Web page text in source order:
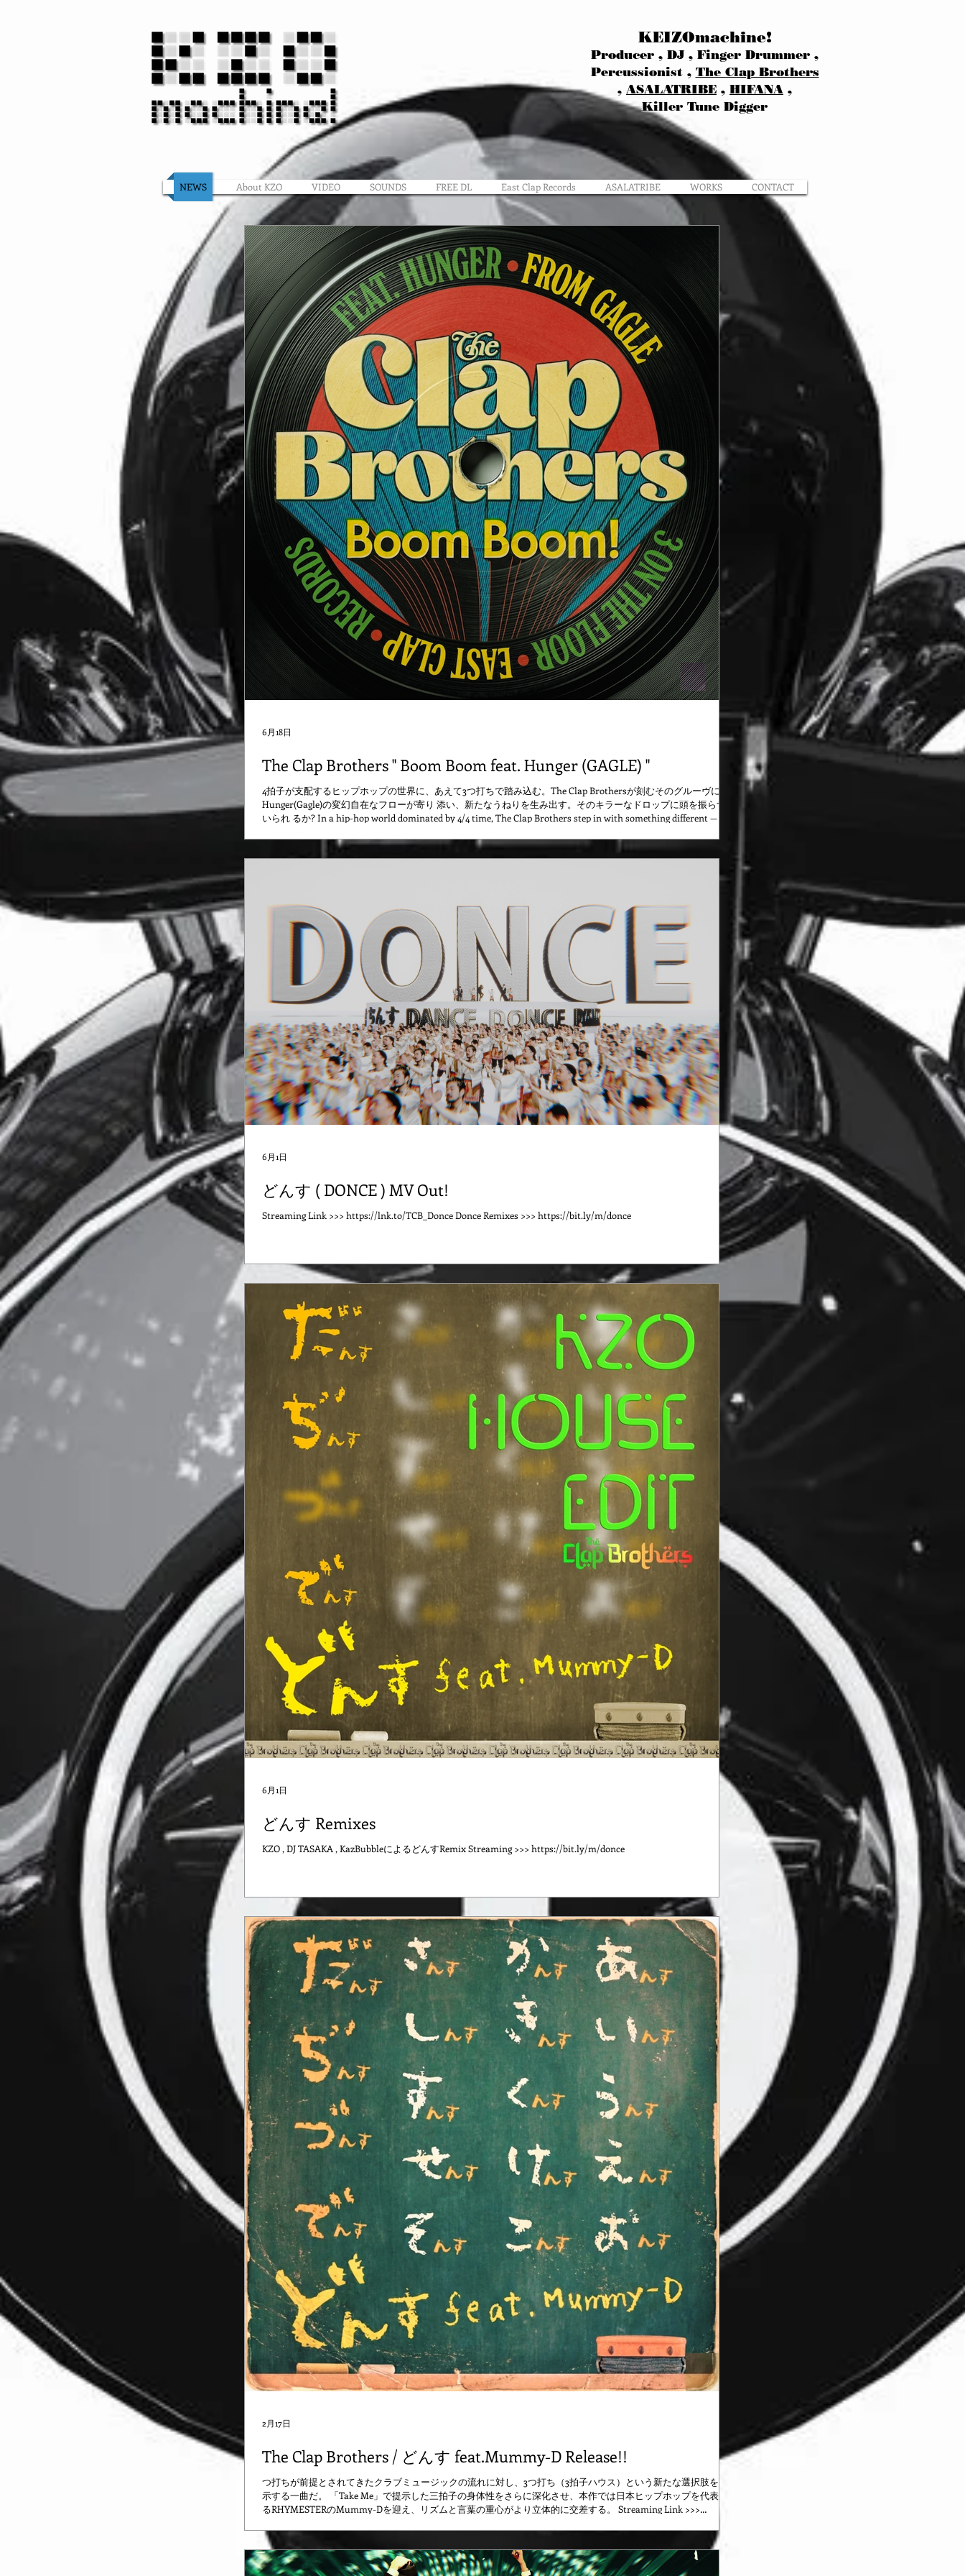
KEIZOmachine!
Producer , DJ , Finger Drummer ,
Percussionist , The Clap Brothers
, ASALATRIBE , HIFANA ,
Killer Tune Digger
NEWS About KZO VIDEO SOUNDS FREE DL East Clap Records ASALATRIBE WORKS CONTACT
The Clap Brothers " Boom Boom feat. Hunger (GAGLE) "
4拍子が支配するヒップホップの世界に、あえて3つ打ちで踏み込む。The Clap Brothersが刻むそのグルーヴに、
Hunger(Gagle)の変幻自在なフローが寄り 添い、新たなうねりを生み出す。そのキラーなドロップに頭を振らずに
いられ るか? In a hip-hop world dominated by 4/4 time, The Clap Brothers step in with something different — a 3-
through that rhythm, building into a killer drop you simply cannot resist. Download & Streaming
6月18日
どんす ( DONCE ) MV Out!
Streaming Link >>> https://lnk.to/TCB_Donce Donce Remixes >>> https://bit.ly/m/donce
6月1日
どんす Remixes
KZO , DJ TASAKA , KazBubbleによるどんすRemix Streaming >>> https://bit.ly/m/donce
6月1日
The Clap Brothers / どんす feat.Mummy-D Release!!
つ打ちが前提とされてきたクラブミュージックの流れに対し、3つ打ち（3拍子ハウス）という新たな選択肢を提
示する一曲だ。 「Take Me」で提示した三拍子の身体性をさらに深化させ、本作では日本ヒップホップを代表す
るRHYMESTERのMummy-Dを迎え、リズムと言葉の重心がより立体的に交差する。 Streaming Link >>>
2月17日